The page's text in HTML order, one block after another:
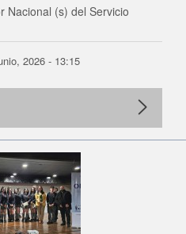
Nacional (s) del Servicio
2026 - 13:15